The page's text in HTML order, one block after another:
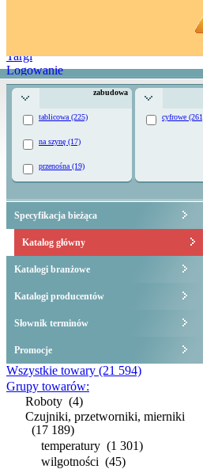
Targi
Logowanie
zabudowa
tablicowa (225)
na szynę (17)
przenośna (19)
cyfrowe
Specyfikacja bieżąca
Katalog główny
Katalogi branżowe
Katalogi producentów
Słownik terminów
Promocje
Wszystkie towary (21 594)
Grupy towarów:
Roboty (4)
Czujniki, przetworniki, mierniki
(17 189)
temperatury (1 301)
wilgotności (45)